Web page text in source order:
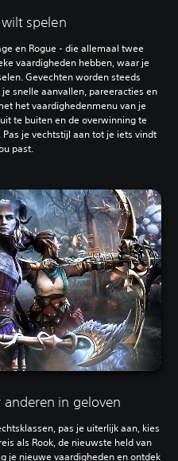
spelen
en Rogue - die allemaal twee
vaardigheden hebben, waar je
Gevechten worden steeds
snelle aanvallen, pareeracties en
het vaardighedenmenu van je
te buiten en de overwinning te
je vechtstijl aan tot je iets vindt
past.
in geloven
pas je uiterlijk aan, kies
als Rook, de nieuwste held van
je nieuwe vaardigheden en ontdek